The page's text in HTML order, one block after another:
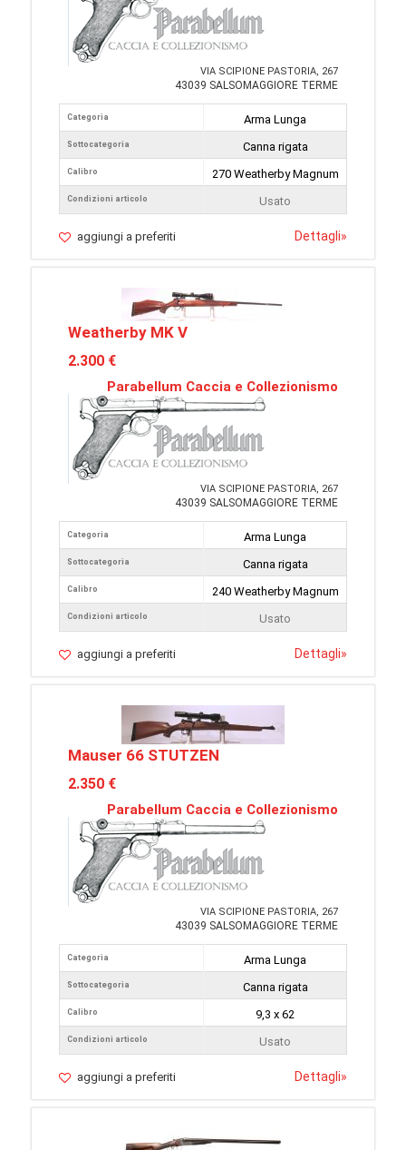
VIA SCIPIONE PASTORIA, 267
43039 SALSOMAGGIORE TERME
Categoria
Sottocategoria
Calibro
Condizioni articolo
Arma Lunga
Canna rigata
270 Weatherby Magnum
Usato
aggiungi a preferiti Dettagli»
Weatherby MK V
2.300 €
Parabellum Caccia e Collezionismo
VIA SCIPIONE PASTORIA, 267
43039 SALSOMAGGIORE TERME
Categoria
Sottocategoria
Calibro
Condizioni articolo
Arma Lunga
Canna rigata
240 Weatherby Magnum
Usato
aggiungi a preferiti Dettagli»
Mauser 66 STUTZEN
2.350 €
Parabellum Caccia e Collezionismo
VIA SCIPIONE PASTORIA, 267
43039 SALSOMAGGIORE TERME
Categoria
Sottocategoria
Calibro
Condizioni articolo
Arma Lunga
Canna rigata
9,3 x 62
Usato
aggiungi a preferiti Dettagli»